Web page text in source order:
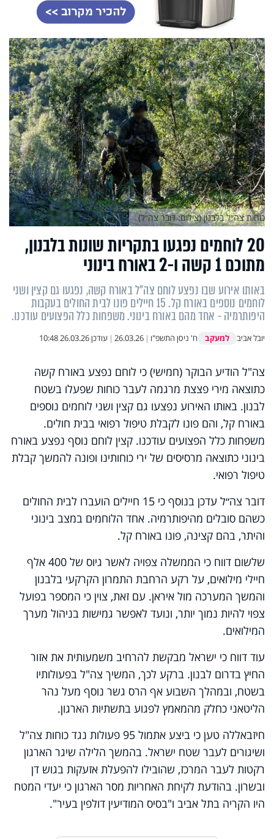
20 לוחמים נפגעו בתקריות שונות בלבנון,
מתוכם 1 קשה ו-2 באורח בינוני
באותו אירוע שבו נפצע לוחם צה"ל באורח קשה, נפגעו גם קצין ושני
לוחמים נוספים באורח קל. 15 חיילים פונו לבית החולים בעקבות
היפותרמיה - אחד מהם באורח בינוני. משפחות כלל הפצועים עודכנו.
יובל אביב למעקב ח' ניסן התשפ"ו |
26.03.26
| עודכן26.03.26 10:48
כוחות צה״ל בלבנון (צילום: דובר צה״ל)
צה"ל הודיע הבוקר (חמישי) כי לוחם נפצע באורח קשה
כתוצאה מירי פצצת מרגמה לעבר כוחות שפעלו בשטח
לבנון. באותו האירוע נפצעו גם קצין ושני לוחמים נוספים
באורח קל, והם פונו לקבלת טיפול רפואי בבית חולים.
משפחות כלל הפצועים עודכנו. קצין לוחם נוסף נפצע באורח
בינוני כתוצאה מרסיסים של ירי כוחותינו ופונה להמשך קבלת
טיפול רפואי.
דובר צה״ל עדכן בנוסף כי 15 חיילים הועברו לבית החולים
כשהם סובלים מהיפותרמיה. אחד הלוחמים במצב בינוני
והיתר, בהם קצינה, פונו באורח קל.
שלשום דווח כי הממשלה צפויה לאשר גיוס של 400 אלף
חיילי מילואים, על רקע הרחבת התמרון הקרקעי בלבנון
והמשך המערכה מול איראן. עם זאת, צוין כי המספר בפועל
צפוי להיות נמוך יותר, ונועד לאפשר גמישות בניהול מערך
המילואים.
עוד דווח כי ישראל מבקשת להרחיב משמעותית את אזור
החיץ בדרום לבנון. ברקע לכך, המשיך צה"ל בפעולותיו
בשטח, ובמהלך השבוע אף הרס גשר נוסף מעל נהר
הליטאני כחלק מהמאמץ לפגוע בתשתיות הארגון.
חיזבאללה טען כי ביצע אתמול 95 פעולות נגד כוחות צה"ל
ושיגורים לעבר שטח ישראל. בהמשך הלילה שיגר הארגון
רקטות לעבר המרכז, שהובילו להפעלת אזעקות בגוש דן
ובשרון. בהודעת לקיחת האחריות מסר הארגון כי יעדי המטח
היו הקריה בתל אביב ו"בסיס המודיעין דולפין בעיר".